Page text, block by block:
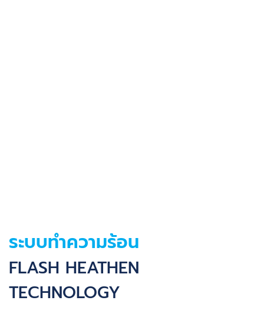
ระบบทำความร้อน
FLASH HEATHEN
TECHNOLOGY